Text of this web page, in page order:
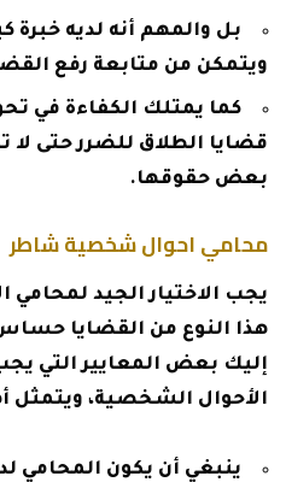
بل والمهم أنه لديه خبرة
ويتمكن من متابعة رفع
كما يمتلك الكفاءة في
قضايا الطلاق للضرر حتى
بعض حقوقها.
محامي احوال شخصية شاطر
يجب الاختيار الجيد لمحامي
هذا النوع من القضايا
إليك بعض المعايير التي
الأحوال الشخصية، ويتمثل
ينبغي أن يكون المحامي